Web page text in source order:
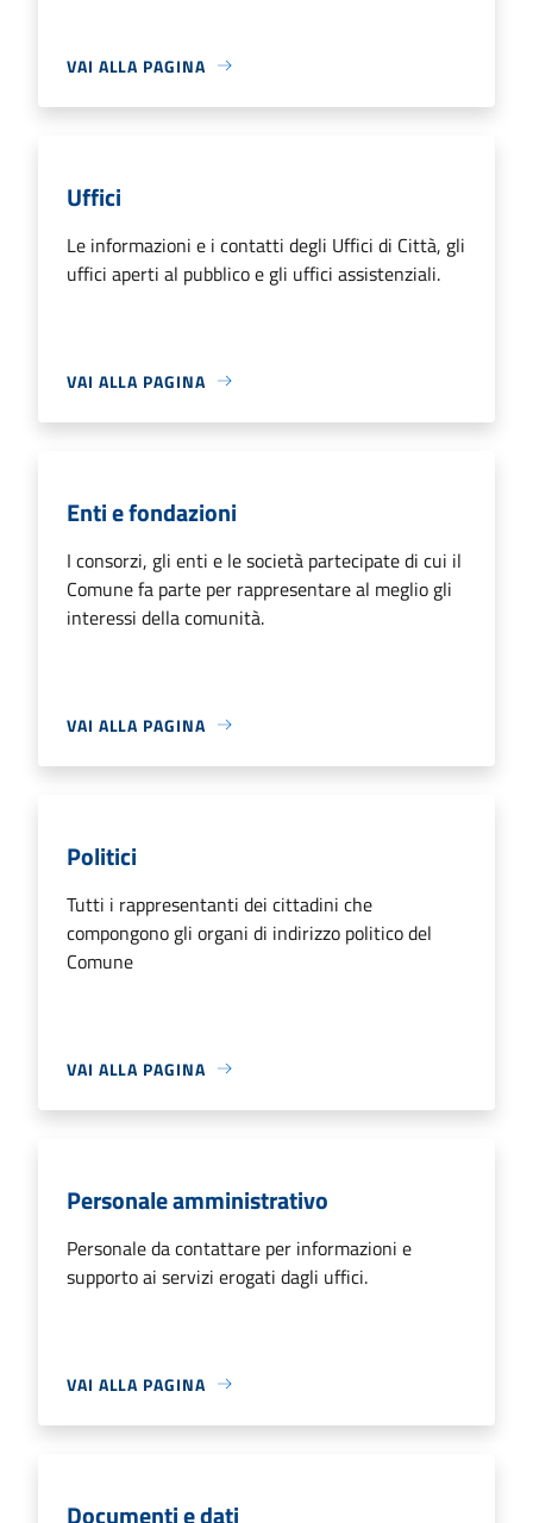
VAI ALLA PAGINA
Uffici
Le informazioni e i contatti degli Uffici di Città, gli
uffici aperti al pubblico e gli uffici assistenziali.
VAI ALLA PAGINA
Enti e fondazioni
I consorzi, gli enti e le società partecipate di cui il
Comune fa parte per rappresentare al meglio gli
interessi della comunità.
VAI ALLA PAGINA
Politici
Tutti i rappresentanti dei cittadini che
compongono gli organi di indirizzo politico del
Comune
VAI ALLA PAGINA
Personale amministrativo
Personale da contattare per informazioni e
supporto ai servizi erogati dagli uffici.
VAI ALLA PAGINA
Documenti e dati